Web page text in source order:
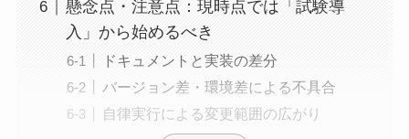
懸念点・注意点：現時点では「試験導
入」から始めるべき
ドキュメントと実装の差分
バージョン差・環境差による不具合
自律実行による変更範囲の広がり